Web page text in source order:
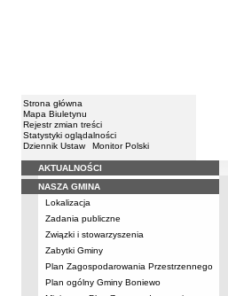
Strona główna
Mapa Biuletynu
Rejestr zmian treści
Statystyki oglądalności
Dziennik Ustaw
Monitor Polski
Menu
AKTUALNOŚCI
NASZA GMINA
Lokalizacja
Zadania publiczne
Związki i stowarzyszenia
Zabytki Gminy
Plan Zagospodarowania Przestrzennego
Plan ogólny Gminy Boniewo